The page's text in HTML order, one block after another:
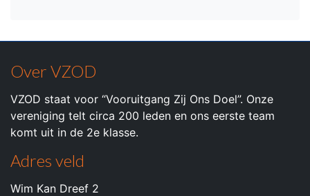
Over VZOD
VZOD staat voor “Vooruitgang Zij Ons Doel”. Onze
vereniging telt circa 200 leden en ons eerste team
komt uit in de 2e klasse.
Adres veld
Wim Kan Dreef 2